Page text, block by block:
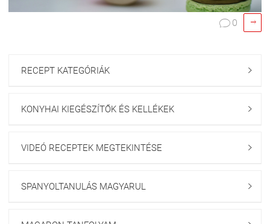
 0 
RECEPT KATEGÓRIÁK 
KONYHAI KIEGÉSZÍTŐK ÉS KELLÉKEK 
VIDEÓ RECEPTEK MEGTEKINTÉSE 
SPANYOLTANULÁS MAGYARUL 